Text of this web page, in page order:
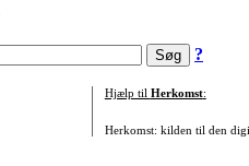
?
Hjælp til Herkomst:
Herkomst: kilden til den